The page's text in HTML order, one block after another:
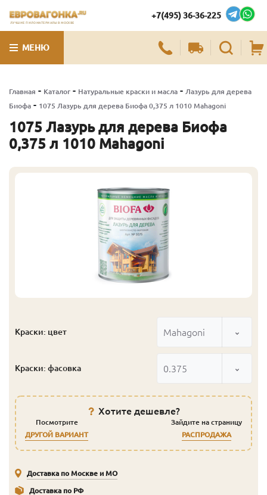
ЛУЧШИЕ ПИЛОМАТЕРИАЛЫ В МОСКВЕ
+7(495) 36-36-225
МЕНЮ
Главная - Каталог - Натуральные краски и масла - Лазурь для дерева
Биофа - 1075 Лазурь для дерева Биофа 0,375 л 1010 Mahagoni
1075 Лазурь для дерева Биофа
0,375 л 1010 Mahagoni
Краски: цвет Mahagoni
Краски: фасовка 0.375
Хотите дешевле?
Посмотрите
ДРУГОЙ ВАРИАНТ
Зайдите на страницу
РАСПРОДАЖА
Доставка по Москве и МО
Доставка по РФ